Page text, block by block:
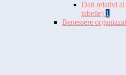
Dati relativi ai
tabelle) 1
Benessere